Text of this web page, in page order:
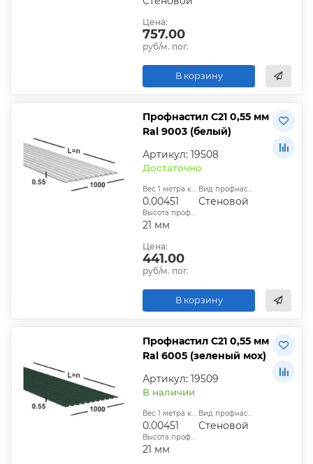
Цена:
757.00
руб/м. пог.
В корзину
Профнастил С21 0,55 мм
Ral 9003 (белый)
Артикул: 19508
Достаточно
Вес 1 метра квадратного, т:
0.00451
Вид профнастила:
Стеновой
Высота профиля:
21 мм
Цена:
441.00
руб/м. пог.
В корзину
Профнастил С21 0,55 мм
Ral 6005 (зеленый мох)
Артикул: 19509
В наличии
Вес 1 метра квадратного, т:
0.00451
Вид профнастила:
Стеновой
Высота профиля:
21 мм